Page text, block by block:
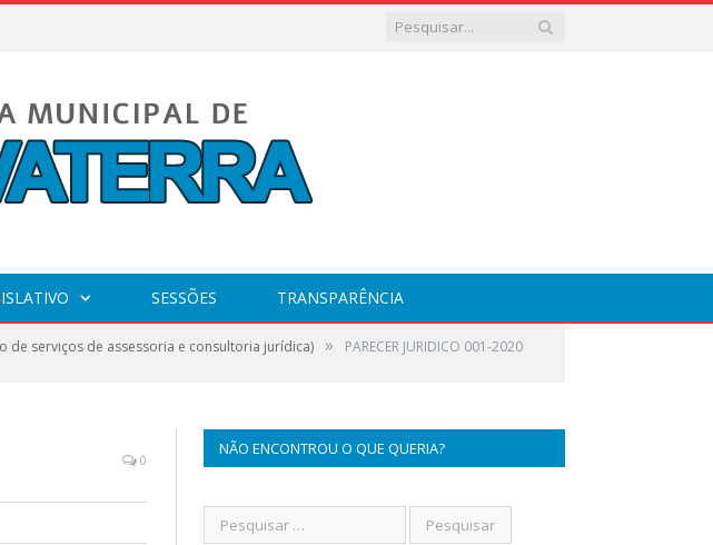
SESSÕES TRANSPARÊNCIA
de serviços de assessoria e consultoria jurídica) » PARECER JURIDICO 001-2020
0
NÃO ENCONTROU O QUE QUERIA?